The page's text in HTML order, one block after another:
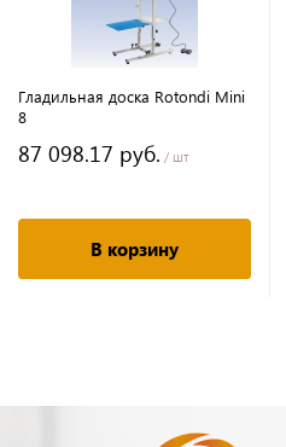
Гладильная доска Rotondi Mini
8
87 098.17 руб. / шт
В корзину